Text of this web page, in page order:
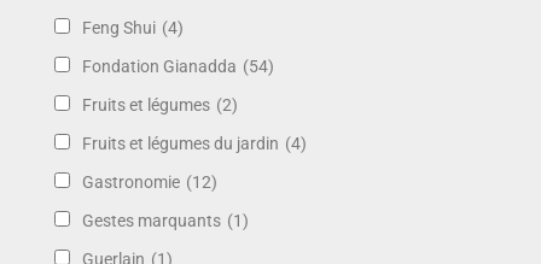
Feng Shui (4)
Fondation Gianadda (54)
Fruits et légumes (2)
Fruits et légumes du jardin (4)
Gastronomie (12)
Gestes marquants (1)
Guerlain (1)